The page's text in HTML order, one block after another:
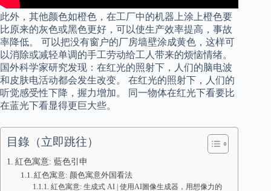
此外，其他颜色如橙色，在工厂中的机器上涂上橙色要
比原来的灰色或黑色更好，可以使生产效率提高，事故
率降低。 可以把没有窗户的厂房墙壁涂成黄色，这样可
以消除或减轻单调的手工劳动给工人带来的烦恼情绪。
国外科学家研究发现：在红光的照射下，人们的脑电波
和皮肤电活动都会发生改变。 在红光的照射下，人们的
听觉感受性下降，握力增加。 同一物体在红光下看要比
在蓝光下看显得更巨大些。
目錄（立即跳往）
紅色寓意: 藍色引申
紅色寓意: 颜色寓意外国看法
紅色寓意: 生成式 AI | 使用AI圖像生成器，用想像力的